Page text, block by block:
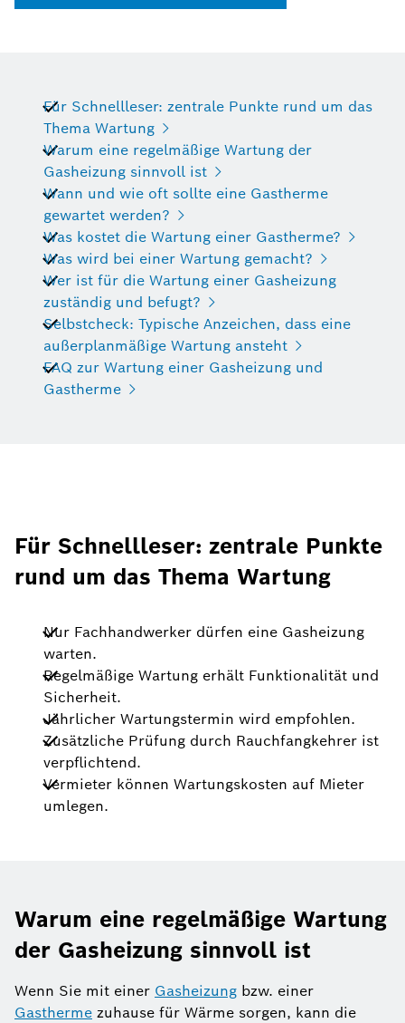
Für Schnellleser: zentrale Punkte rund um das
Thema Wartung
Warum eine regelmäßige Wartung der
Gasheizung sinnvoll ist
Wann und wie oft sollte eine Gastherme
gewartet werden?
Was kostet die Wartung einer Gastherme?
Was wird bei einer Wartung gemacht?
Wer ist für die Wartung einer Gasheizung
zuständig und befugt?
Selbstcheck: Typische Anzeichen, dass eine
außerplanmäßige Wartung ansteht
FAQ zur Wartung einer Gasheizung und
Gastherme
Für Schnellleser: zentrale Punkte
rund um das Thema Wartung
Nur Fachhandwerker dürfen eine Gasheizung
warten.
Regelmäßige Wartung erhält Funktionalität und
Sicherheit.
Jährlicher Wartungstermin wird empfohlen.
Zusätzliche Prüfung durch Rauchfangkehrer ist
verpflichtend.
Vermieter können Wartungskosten auf Mieter
umlegen.
Warum eine regelmäßige Wartung
der Gasheizung sinnvoll ist
Wenn Sie mit einer Gasheizung bzw. einer
Gastherme zuhause für Wärme sorgen, kann die